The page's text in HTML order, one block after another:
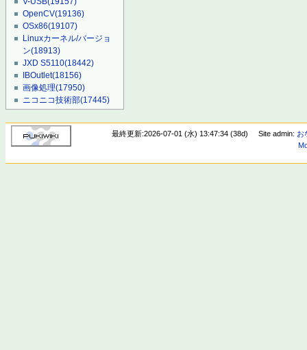
OpenCV(19136)
OSx86(19107)
Linuxカーネル/バージョ
ン(18913)
JXD S5110(18442)
IBOutlet(18156)
画像処理(17950)
ニコニコ技術部(17445)
最終更新:2026-07-01 (水) 13:47:34 (38d) Site admin: お